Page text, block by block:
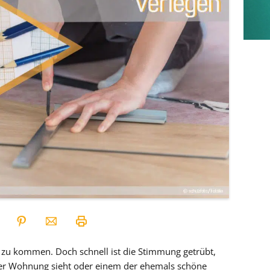
kommen. Doch schnell ist die Stimmung getrübt,
Wohnung sieht oder einem der ehemals schöne